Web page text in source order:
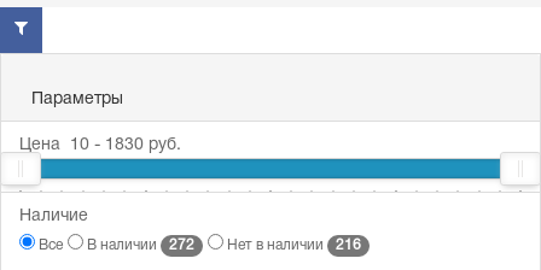
Параметры
Цена 10 - 1830 руб.
10Наличие
Все В наличии 272 Нет в наличии 216